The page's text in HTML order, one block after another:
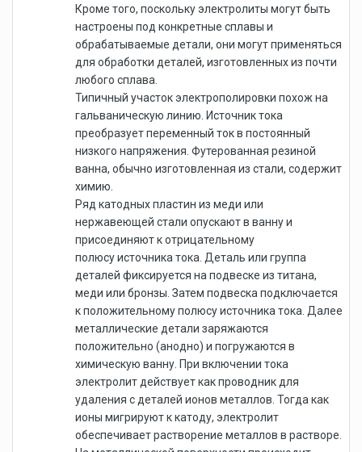
Кроме того, поскольку электролиты могут быть
настроены под конкретные сплавы и
обрабатываемые детали, они могут применяться
для обработки деталей, изготовленных из почти
любого сплава.
Типичный участок электрополировки похож на
гальваническую линию. Источник тока
преобразует переменный ток в постоянный
низкого напряжения. Футерованная резиной
ванна, обычно изготовленная из стали, содержит
химию.
Ряд катодных пластин из меди или
нержавеющей стали опускают в ванну и
присоединяют к отрицательному
полюсу источника тока. Деталь или группа
деталей фиксируется на подвеске из титана,
меди или бронзы. Затем подвеска подключается
к положительному полюсу источника тока. Далее
металлические детали заряжаются
положительно (анодно) и погружаются в
химическую ванну. При включении тока
электролит действует как проводник для
удаления с деталей ионов металлов. Тогда как
ионы мигрируют к катоду, электролит
обеспечивает растворение металлов в растворе.